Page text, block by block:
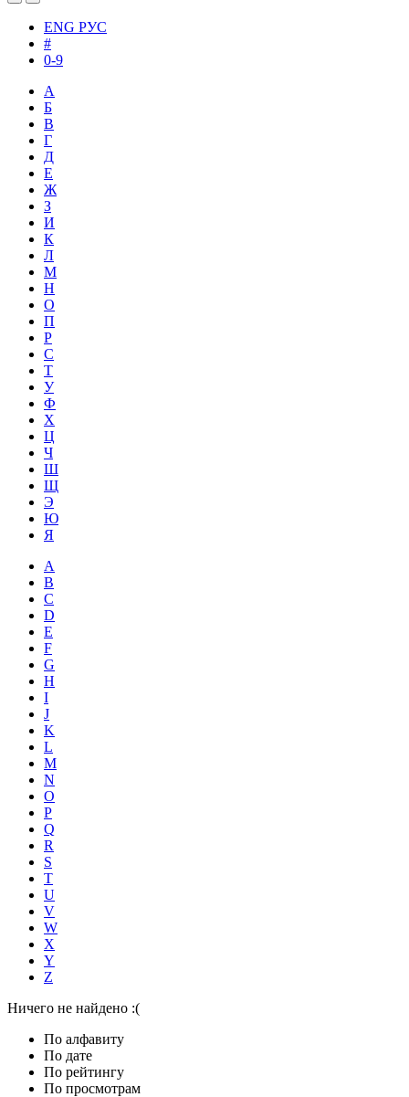
ENG РУС
#
0-9
А
Б
В
Г
Д
Е
Ж
З
И
К
Л
М
Н
О
П
Р
С
Т
У
Ф
Х
Ц
Ч
Ш
Щ
Э
Ю
Я
A
B
C
D
E
F
G
H
I
J
K
L
M
N
O
P
Q
R
S
T
U
V
W
X
Y
Z
Ничего не найдено :(
По алфавиту
По дате
По рейтингу
По просмотрам